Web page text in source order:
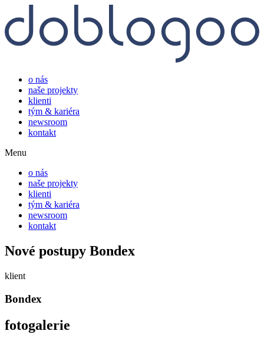
o nás
naše projekty
klienti
tým & kariéra
newsroom
kontakt
Menu
o nás
naše projekty
klienti
tým & kariéra
newsroom
kontakt
Nové postupy Bondex
klient
Bondex
fotogalerie